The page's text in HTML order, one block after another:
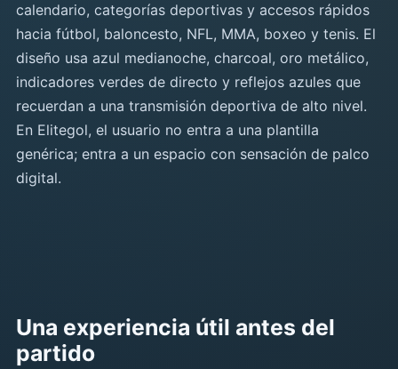
calendario, categorías deportivas y accesos rápidos
hacia fútbol, baloncesto, NFL, MMA, boxeo y tenis. El
diseño usa azul medianoche, charcoal, oro metálico,
indicadores verdes de directo y reflejos azules que
recuerdan a una transmisión deportiva de alto nivel.
En Elitegol, el usuario no entra a una plantilla
genérica; entra a un espacio con sensación de palco
digital.
Una experiencia útil antes del
partido